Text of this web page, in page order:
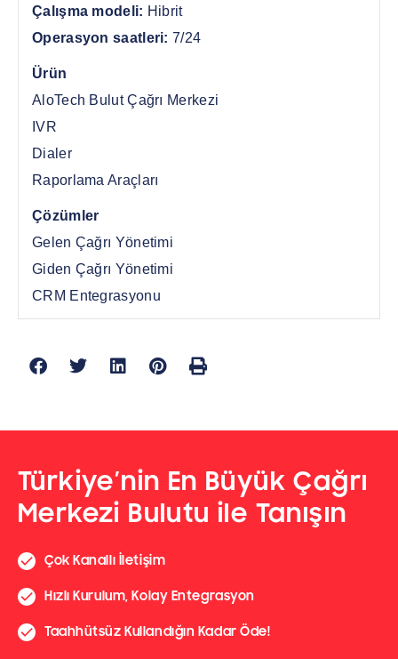
Çalışma modeli: Hibrit
Operasyon saatleri: 7/24
Ürün
AloTech Bulut Çağrı Merkezi
IVR
Dialer
Raporlama Araçları
Çözümler
Gelen Çağrı Yönetimi
Giden Çağrı Yönetimi
CRM Entegrasyonu
Türkiye’nin En Büyük Çağrı
Merkezi Bulutu ile Tanışın
Çok Kanallı İletişim
Hızlı Kurulum, Kolay Entegrasyon
Taahhütsüz Kullandığın Kadar Öde!